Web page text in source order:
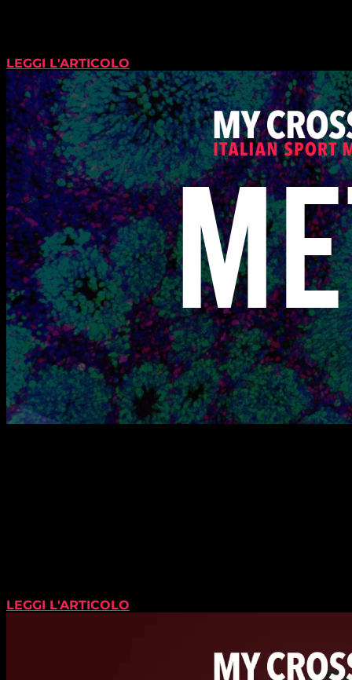
LEGGI L'ARTICOLO
LEGGI L'ARTICOLO